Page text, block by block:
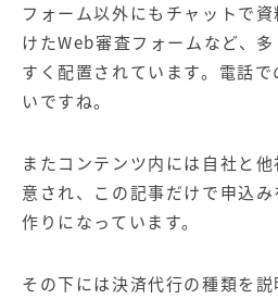
フォーム以外にもチャットで
けたWeb審査フォームなど、
すく配置されています。電話
いですね。
またコンテンツ内には自社と
意され、この記事だけで申込
作りになっています。
その下には決済代行の種類を